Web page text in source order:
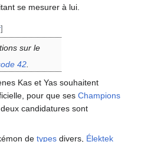
se mesurer à lui.
]
sur le
42
Kas et Yas souhaitent
pour que ses Champions
candidatures sont
de types divers, Élektek